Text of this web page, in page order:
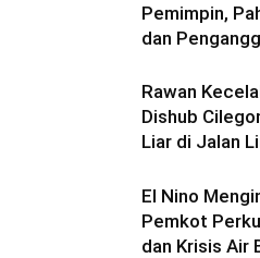
Pemimpin,
dan
Rawan
Dishub
Liar di Jalan
El Nino
Pemkot
dan Krisis Air